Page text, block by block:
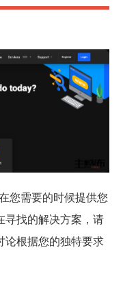
您需要的时候提供您
寻找的解决方案，请
根据您的独特要求